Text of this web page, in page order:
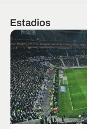
Estadios